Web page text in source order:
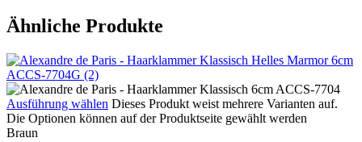
Ähnliche Produkte
Ausführung wählen Dieses Produkt weist mehrere Varianten auf.
Die Optionen können auf der Produktseite gewählt werden
Braun